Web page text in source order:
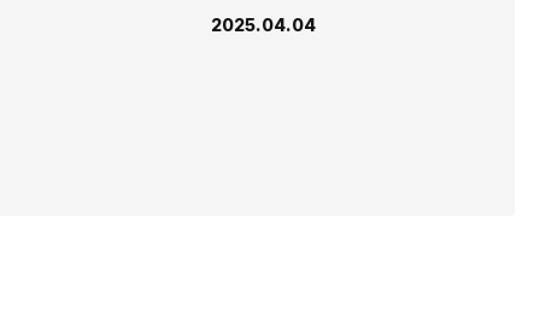
2025.04.04